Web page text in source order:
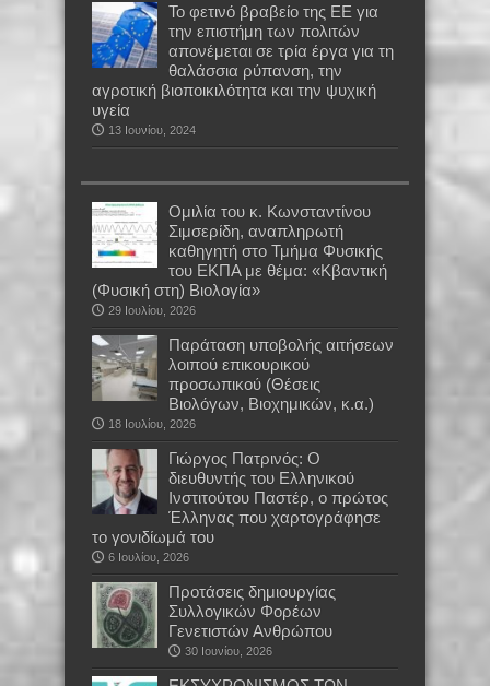
Το φετινό βραβείο της ΕΕ για
την επιστήμη των πολιτών
απονέμεται σε τρία έργα για τη
θαλάσσια ρύπανση, την
αγροτική βιοποικιλότητα και την ψυχική
υγεία
13 Ιουνίου, 2024
Oμιλία του κ. Κωνσταντίνου
Σιμσερίδη, αναπληρωτή
καθηγητή στο Τμήμα Φυσικής
του ΕΚΠΑ με θέμα: «Κβαντική
(Φυσική στη) Βιολογία»
29 Ιουλίου, 2026
Παράταση υποβολής αιτήσεων
λοιπού επικουρικού
προσωπικού (Θέσεις
Βιολόγων, Βιοχημικών, κ.α.)
18 Ιουλίου, 2026
Γιώργος Πατρινός: Ο
διευθυντής του Ελληνικού
Ινστιτούτου Παστέρ, ο πρώτος
Έλληνας που χαρτογράφησε
το γονιδίωμά του
6 Ιουλίου, 2026
Προτάσεις δημιουργίας
Συλλογικών Φορέων
Γενετιστών Ανθρώπου
30 Ιουνίου, 2026